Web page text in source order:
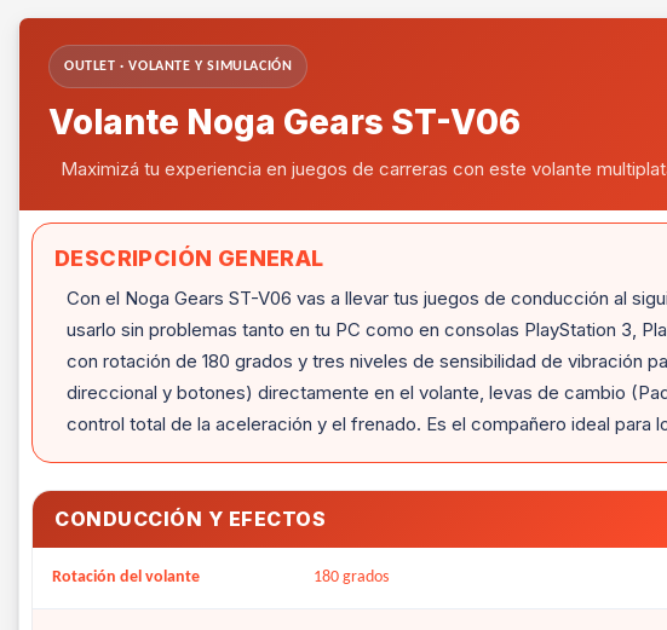
OUTLET · VOLANTE Y SIMULACIÓN
Volante Noga Gears ST-V06
Maximizá tu experiencia en juegos de carreras con este volante
DESCRIPCIÓN GENERAL
Con el Noga Gears ST-V06 vas a llevar tus juegos de conducción al
usarlo sin problemas tanto en tu PC como en consolas PlayStation 3,
con rotación de 180 grados y tres niveles de sensibilidad de vibración
direccional y botones) directamente en el volante, levas de cambio
control total de la aceleración y el frenado. Es el compañero ideal para
CONDUCCIÓN Y EFECTOS
Rotación del volante 180 grados